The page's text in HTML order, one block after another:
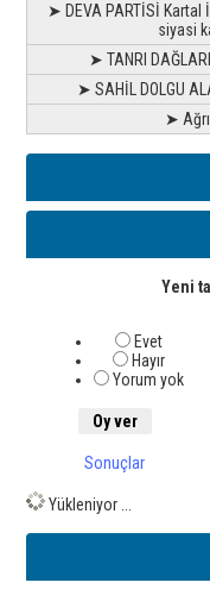
➤ DEVA PARTİSİ Kartal
siyasi
➤ TANRI
➤ SAHİL DOLGU
➤
Yeni
Evet
Hayır
Yorum yok
Sonuçlar
Yükleniyor ...